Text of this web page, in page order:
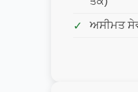
ਅਸੀਮਤ